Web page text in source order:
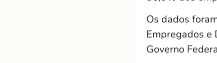
Os dados
Empregados e
Governo